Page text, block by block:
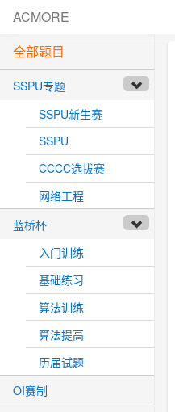
ACMORE
全部题目
SSPU专题
SSPU新生赛
SSPU
CCCC选拔赛
网络工程
蓝桥杯
入门训练
基础练习
算法训练
算法提高
历届试题
OI赛制